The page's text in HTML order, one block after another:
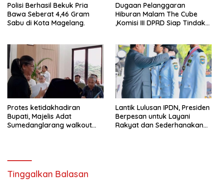
Polisi Berhasil Bekuk Pria
Bawa Seberat 4,46 Gram
Sabu di Kota Magelang.
Dugaan Pelanggaran
Hiburan Malam The Cube
,Komisi III DPRD Siap Tindak
Protes ketidakhadiran
Bupati, Majelis Adat
Sumedanglarang walkout
Lantik Lulusan IPDN, Presiden
Berpesan untuk Layani
Rakyat dan Sederhanakan
Tinggalkan Balasan